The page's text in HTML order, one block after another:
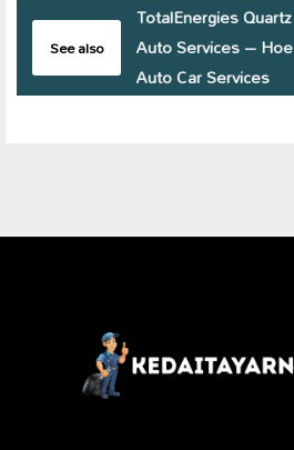
See also
TotalEnergies Quartz
Auto Services – Hoe
Auto Car Services